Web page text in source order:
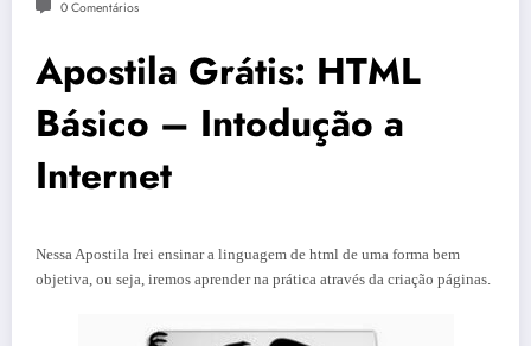
0 Comentários
Apostila Grátis: HTML
Básico – Intodução a
Internet
Nessa Apostila Irei ensinar a linguagem de html de uma forma bem
objetiva, ou seja, iremos aprender na prática através da criação páginas.